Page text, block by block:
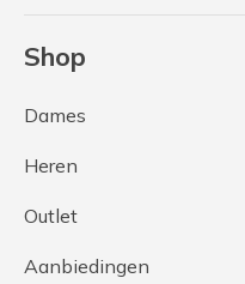
Shop
Dames
Heren
Outlet
Aanbiedingen